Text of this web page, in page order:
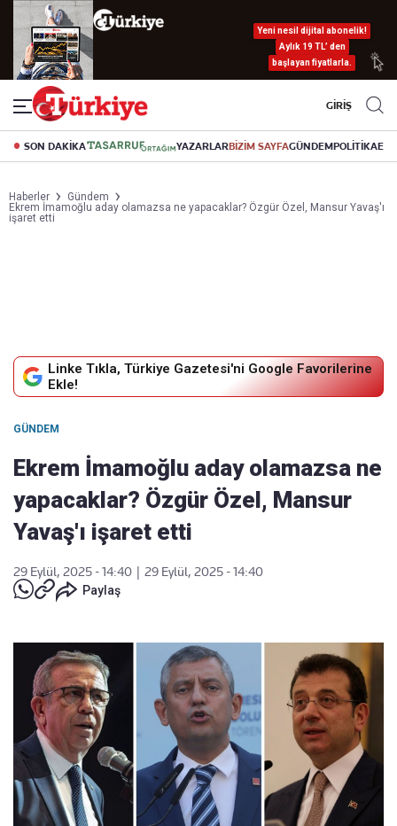
Yeni nesil dijital abonelik!
Aylık 19 TL’ den
başlayan fiyatlarla.
GİRİŞ
SON DAKİKA YAZARLARBİZİM SAYFAGÜNDEMPOLİTİKA
Haberler
Gündem
Ekrem İmamoğlu aday olamazsa ne yapacaklar? Özgür Özel, Mansur Yavaş'ı
işaret etti
Linke Tıkla, Türkiye Gazetesi'ni Google Favorilerine
Ekle!
GÜNDEM
Ekrem İmamoğlu aday olamazsa ne
yapacaklar? Özgür Özel, Mansur
Yavaş'ı işaret etti
29 Eylül, 2025 - 14:40
29 Eylül, 2025 - 14:40
Paylaş